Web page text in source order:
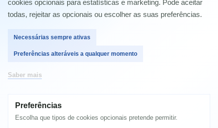
MAIS INFORMAÇÃO
cookies opcionais para estatísticas e marketing. Pode aceitar
todas, rejeitar as opcionais ou escolher as suas preferências.
Necessárias sempre ativas
Preferências alteráveis a qualquer momento
Saber mais
Preferências
Escolha que tipos de cookies opcionais pretende permitir.